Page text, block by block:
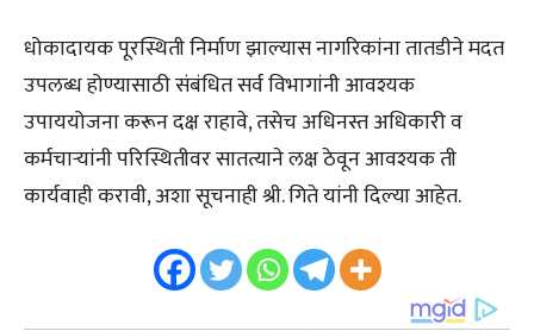
धोकादायक पूरस्थिती निर्माण झाल्यास नागरिकांना तातडीने मदत
उपलब्ध होण्यासाठी संबंधित सर्व विभागांनी आवश्यक
उपाययोजना करून दक्ष राहावे, तसेच अधिनस्त अधिकारी व
कर्मचाऱ्यांनी परिस्थितीवर सातत्याने लक्ष ठेवून आवश्यक ती
कार्यवाही करावी, अशा सूचनाही श्री. गिते यांनी दिल्या आहेत.